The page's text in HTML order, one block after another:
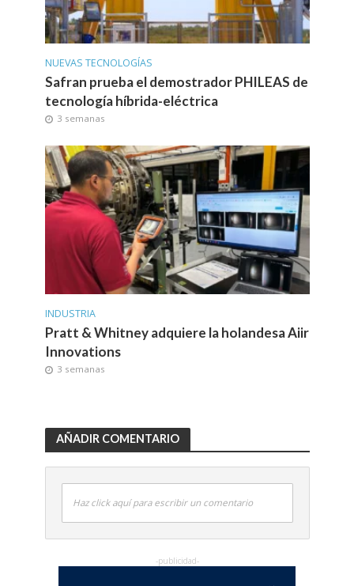
NUEVAS TECNOLOGÍAS
Safran prueba el demostrador PHILEAS de
tecnología híbrida-eléctrica
3 semanas
INDUSTRIA
Pratt & Whitney adquiere la holandesa Aiir
Innovations
3 semanas
AÑADIR COMENTARIO
Haz click aquí para escribir un comentario